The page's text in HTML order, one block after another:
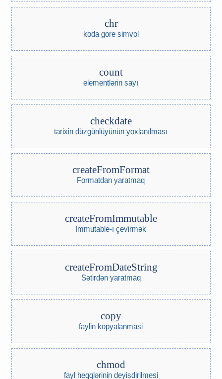
chr
koda gore simvol
count
elementlərin sayı
checkdate
tarixin düzgünlüyünün yoxlanılması
createFromFormat
Formatdan yaratmaq
createFromImmutable
Immutable-ı çevirmək
createFromDateString
Sətirdən yaratmaq
copy
faylin kopyalanmasi
chmod
fayl heqqlərinin deyisdirilmesi